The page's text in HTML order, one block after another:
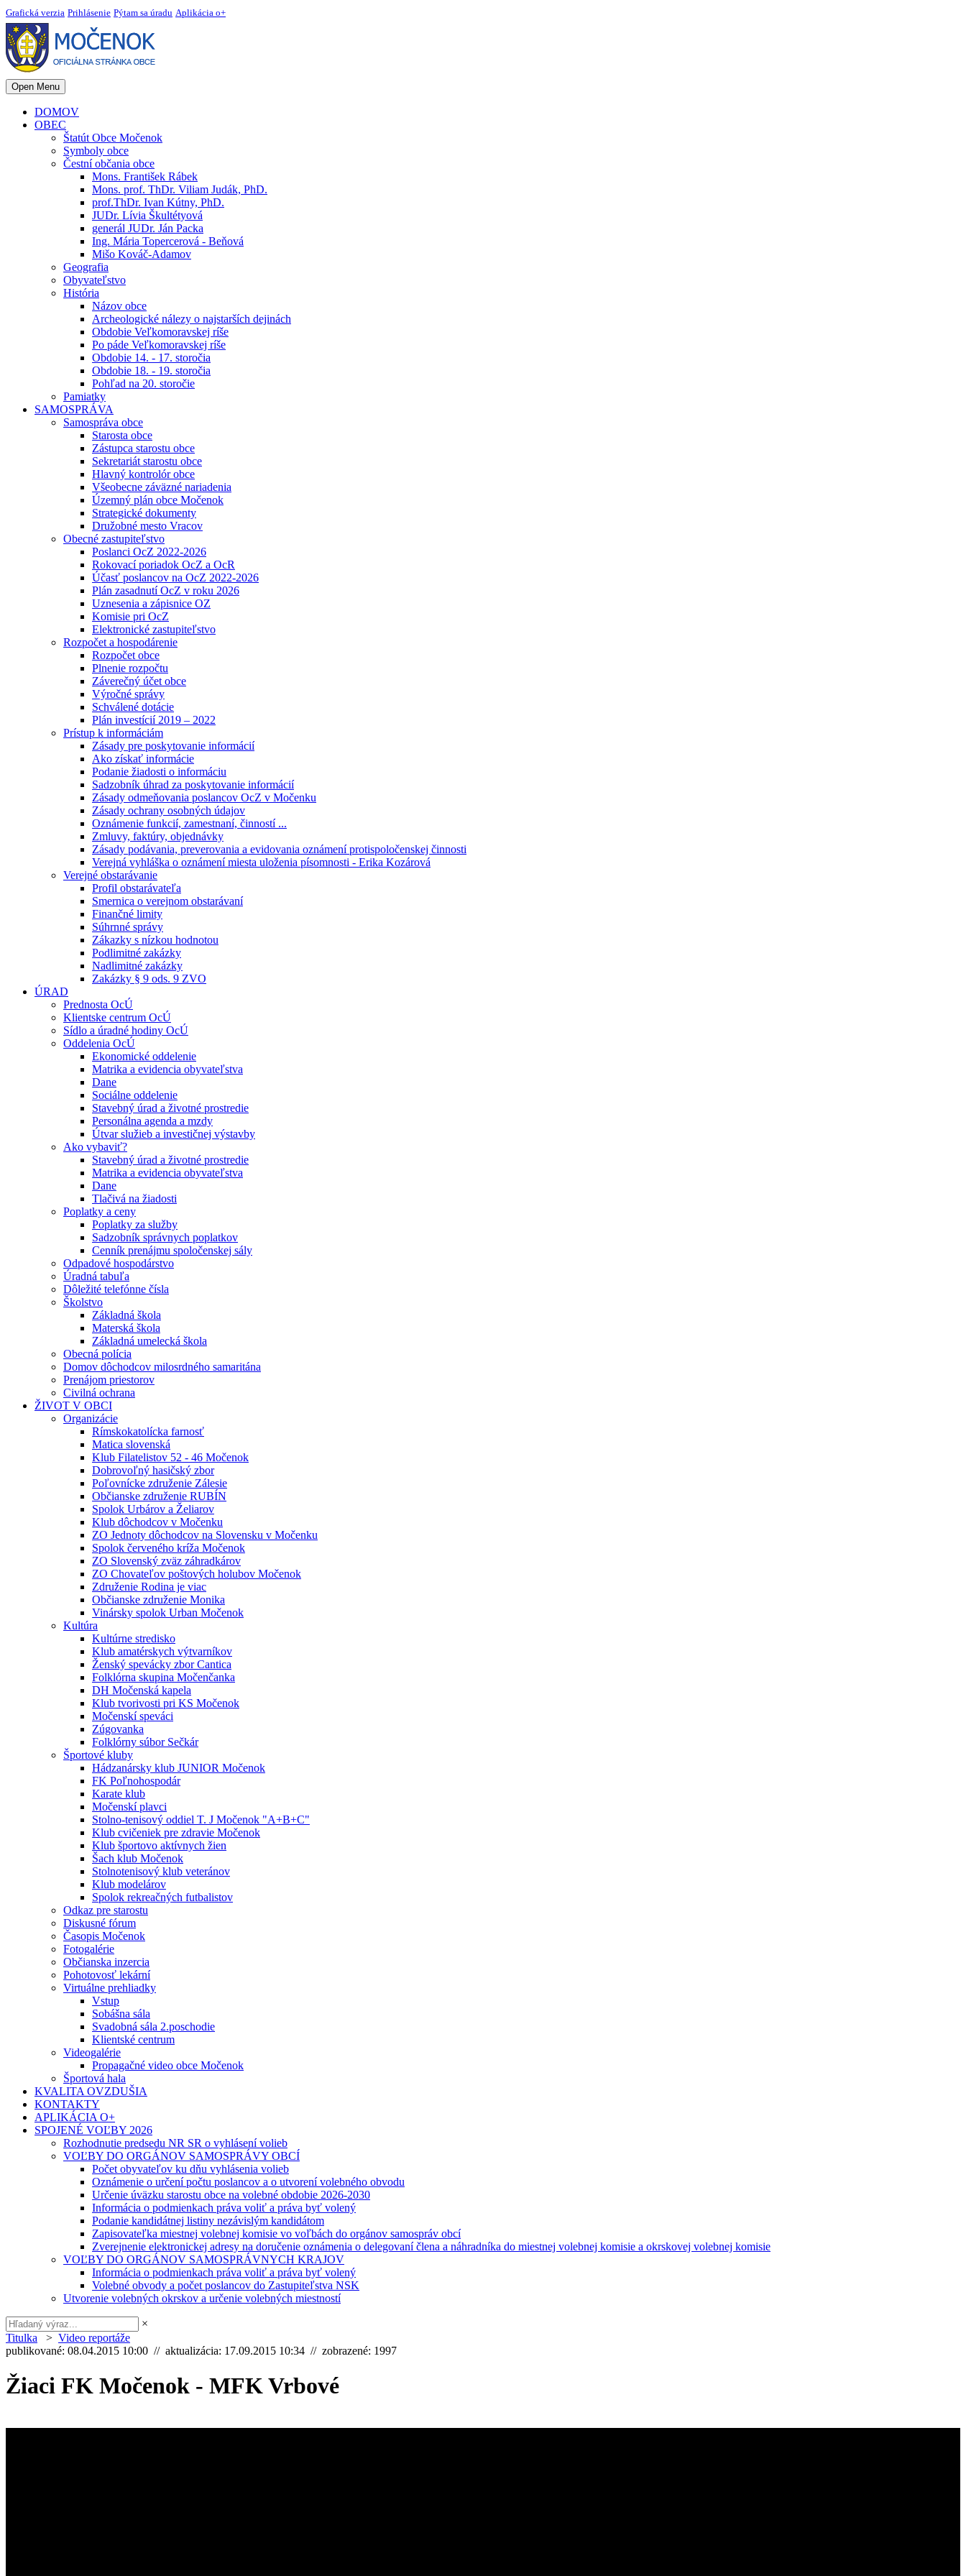
Grafická verzia Prihlásenie Pýtam sa úradu Aplikácia o+
Open Menu
DOMOV
OBEC
Štatút Obce Močenok
Symboly obce
Čestní občania obce
Mons. František Rábek
Mons. prof. ThDr. Viliam Judák, PhD.
prof.ThDr. Ivan Kútny, PhD.
JUDr. Lívia Škultétyová
generál JUDr. Ján Packa
Ing. Mária Topercerová - Beňová
Mišo Kováč-Adamov
Geografia
Obyvateľstvo
História
Názov obce
Archeologické nálezy o najstarších dejinách
Obdobie Veľkomoravskej ríše
Po páde Veľkomoravskej ríše
Obdobie 14. - 17. storočia
Obdobie 18. - 19. storočia
Pohľad na 20. storočie
Pamiatky
SAMOSPRÁVA
Samospráva obce
Starosta obce
Zástupca starostu obce
Sekretariát starostu obce
Hlavný kontrolór obce
Všeobecne záväzné nariadenia
Územný plán obce Močenok
Strategické dokumenty
Družobné mesto Vracov
Obecné zastupiteľstvo
Poslanci OcZ 2022-2026
Rokovací poriadok OcZ a OcR
Účasť poslancov na OcZ 2022-2026
Plán zasadnutí OcZ v roku 2026
Uznesenia a zápisnice OZ
Komisie pri OcZ
Elektronické zastupiteľstvo
Rozpočet a hospodárenie
Rozpočet obce
Plnenie rozpočtu
Záverečný účet obce
Výročné správy
Schválené dotácie
Plán investícií 2019 – 2022
Prístup k informáciám
Zásady pre poskytovanie informácií
Ako získať informácie
Podanie žiadosti o informáciu
Sadzobník úhrad za poskytovanie informácií
Zásady odmeňovania poslancov OcZ v Močenku
Zásady ochrany osobných údajov
Oznámenie funkcií, zamestnaní, činností ...
Zmluvy, faktúry, objednávky
Zásady podávania, preverovania a evidovania oznámení protispoločenskej činnosti
Verejná vyhláška o oznámení miesta uloženia písomnosti - Erika Kozárová
Verejné obstarávanie
Profil obstarávateľa
Smernica o verejnom obstarávaní
Finančné limity
Súhrnné správy
Zákazky s nízkou hodnotou
Podlimitné zakázky
Nadlimitné zakázky
Zakázky § 9 ods. 9 ZVO
ÚRAD
Prednosta OcÚ
Klientske centrum OcÚ
Sídlo a úradné hodiny OcÚ
Oddelenia OcÚ
Ekonomické oddelenie
Matrika a evidencia obyvateľstva
Dane
Sociálne oddelenie
Stavebný úrad a životné prostredie
Personálna agenda a mzdy
Útvar služieb a investičnej výstavby
Ako vybaviť?
Stavebný úrad a životné prostredie
Matrika a evidencia obyvateľstva
Dane
Tlačivá na žiadosti
Poplatky a ceny
Poplatky za služby
Sadzobník správnych poplatkov
Cenník prenájmu spoločenskej sály
Odpadové hospodárstvo
Úradná tabuľa
Dôležité telefónne čísla
Školstvo
Základná škola
Materská škola
Základná umelecká škola
Obecná polícia
Domov dôchodcov milosrdného samaritána
Prenájom priestorov
Civilná ochrana
ŽIVOT V OBCI
Organizácie
Rímskokatolícka farnosť
Matica slovenská
Klub Filatelistov 52 - 46 Močenok
Dobrovoľný hasičský zbor
Poľovnícke združenie Zálesie
Občianske združenie RUBÍN
Spolok Urbárov a Želiarov
Klub dôchodcov v Močenku
ZO Jednoty dôchodcov na Slovensku v Močenku
Spolok červeného kríža Močenok
ZO Slovenský zväz záhradkárov
ZO Chovateľov poštových holubov Močenok
Združenie Rodina je viac
Občianske združenie Monika
Vinársky spolok Urban Močenok
Kultúra
Kultúrne stredisko
Klub amatérskych výtvarníkov
Ženský spevácky zbor Cantica
Folklórna skupina Močenčanka
DH Močenská kapela
Klub tvorivosti pri KS Močenok
Močenskí speváci
Zúgovanka
Folklórny súbor Sečkár
Športové kluby
Hádzanársky klub JUNIOR Močenok
FK Poľnohospodár
Karate klub
Močenskí plavci
Stolno-tenisový oddiel T. J Močenok "A+B+C"
Klub cvičeniek pre zdravie Močenok
Klub športovo aktívnych žien
Šach klub Močenok
Stolnotenisový klub veteránov
Klub modelárov
Spolok rekreačných futbalistov
Odkaz pre starostu
Diskusné fórum
Časopis Močenok
Fotogalérie
Občianska inzercia
Pohotovosť lekární
Virtuálne prehliadky
Vstup
Sobášna sála
Svadobná sála 2.poschodie
Klientské centrum
Videogalérie
Propagačné video obce Močenok
Športová hala
KVALITA OVZDUŠIA
KONTAKTY
APLIKÁCIA O+
SPOJENÉ VOĽBY 2026
Rozhodnutie predsedu NR SR o vyhlásení volieb
VOĽBY DO ORGÁNOV SAMOSPRÁVY OBCÍ
Počet obyvateľov ku dňu vyhlásenia volieb
Oznámenie o určení počtu poslancov a o utvorení volebného obvodu
Určenie úväzku starostu obce na volebné obdobie 2026-2030
Informácia o podmienkach práva voliť a práva byť volený
Podanie kandidátnej listiny nezávislým kandidátom
Zapisovateľka miestnej volebnej komisie vo voľbách do orgánov samospráv obcí
Zverejnenie elektronickej adresy na doručenie oznámenia o delegovaní člena a náhradníka do miestnej volebnej komisie a okrskovej volebnej komisie
VOĽBY DO ORGÁNOV SAMOSPRÁVNYCH KRAJOV
Informácia o podmienkach práva voliť a práva byť volený
Volebné obvody a počet poslancov do Zastupiteľstva NSK
Utvorenie volebných okrskov a určenie volebných miestností
×
Titulka > Video reportáže
publikované: 08.04.2015 10:00 // aktualizácia: 17.09.2015 10:34 // zobrazené: 1997
Žiaci FK Močenok - MFK Vrbové